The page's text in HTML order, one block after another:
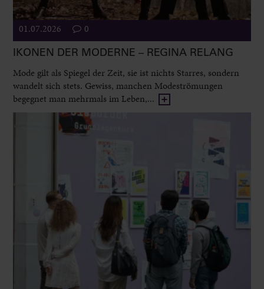
01.07.2026 0
IKONEN DER MODERNE – REGINA RELANG
Mode gilt als Spiegel der Zeit, sie ist nichts Starres, sondern
wandelt sich stets. Gewiss, manchen Modeströmungen
begegnet man mehrmals im Leben,...